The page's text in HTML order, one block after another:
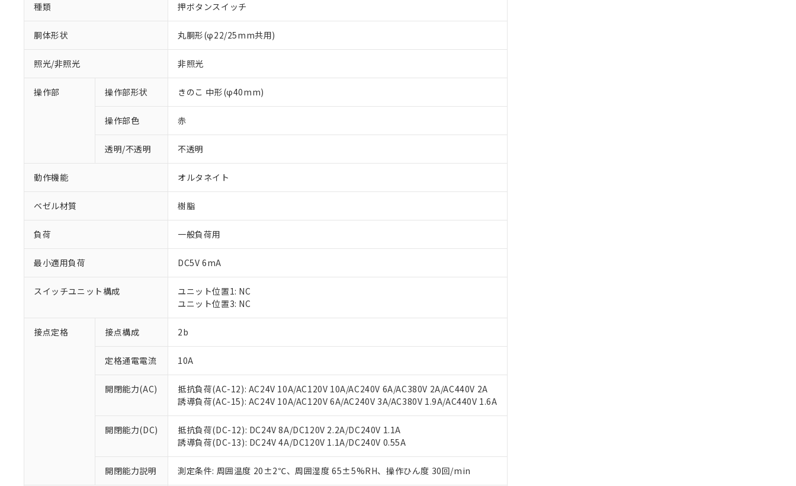
種類 押ボタンスイッチ
胴体形状 丸胴形(φ22/25mm共用)
照光/非照光 非照光
操作部 操作部形状 きのこ 中形(φ40mm)
操作部色 赤
透明/不透明 不透明
動作機能 オルタネイト
ベゼル材質 樹脂
負荷 一般負荷用
最小適用負荷 DC5V 6mA
スイッチユニット構成
ユニット位置1: NC
ユニット位置3: NC
接点定格 接点構成 2b
定格通電電流 10A
開閉能力(AC)
抵抗負荷(AC-12): AC24V 10A/AC120V 10A/AC240V 6A/AC380V 2A/AC440V 2A
誘導負荷(AC-15): AC24V 10A/AC120V 6A/AC240V 3A/AC380V 1.9A/AC440V 1.6A
開閉能力(DC)
抵抗負荷(DC-12): DC24V 8A/DC120V 2.2A/DC240V 1.1A
誘導負荷(DC-13): DC24V 4A/DC120V 1.1A/DC240V 0.55A
開閉能力説明 測定条件: 周囲温度 20±2℃、周囲湿度 65±5%RH、操作ひん度 30回/min
本サービスは、当社制御機器事業取扱商品の当社在庫状況および標準価格(税抜)を提供させていただ
くものです。
当社制御機器事業取扱商品の中には、本サービスの対象外となる商品もあることをご了承ください。
在庫状況および標準価格照会結果は、記載している更新日時点での社内データに基づき作成されるも
のであり、閲覧された時点での実際の在庫および標準価格とは異なる場合があることをご了承くださ
い。
正式な納期状況および標準価格はお客様のお取引先、またはお客様担当のオムロン制御機器販売店・
※1 対応状況
対応済み：EU RoHS指令（10物質）の非含有に対応した製品が提供可能な商品です。
対応予定：EU RoHS指令（10物質）の非含有に対応した製品に切り替える予定のある商品です。
対応予定なし：EU RoHS指令（10物質）の非含有に非対応の商品で、対応品を出す予定はありません。
仕入先様の事情により、非含有部品としていたものが、含有品と判明した場合などやむを得ず変更すること
があります。
*EU RoHS指令（10物質）：
鉛(Pb) 1000ppm以下、 水銀(Hg) 1000ppm以下、 カドミウム(Cd) 100ppm以下、
六価クロム(Cr(Ⅵ)) 1000ppm以下、ポリ臭化ビフェニル類(PBB) 1000ppm以下、ポリ臭化ジフェニルエーテル類(PBDE) 1000ppm以下、
フタル酸ビス(2-エチルヘキシル) (DEHP)(別名：DOP) 1000ppm以下、フタル酸ブチルベンジル（BBP） 1000ppm以下、フタル酸ジブチ
ル（DBP） 1000ppm以下、フタル酸ジイソブチル (DIBP) 1000ppm以下
但し、RoHS指令で産業用監視および制御機器に対する適用除外項目は除く。
フタル酸エステル類の４物質については閾値を超える意図的な使用がないことを確認しています。
※1 中国RoHS○×表
「○」：最大均質材料含有率が中国RoHSの基準値以下であることを示します。
「×」：最大均質材料含有率が中国RoHSの基準値を超えていることを示します。
「－」：未確認です。当社販売部門へお問い合わせください。
*中国RoHS10物質の基準値 (GB/T26572)：
Pb(鉛) :1000ppm、 Hg(水銀) : 1000ppm、 Cd(カドミウム) : 100ppm、
Cr(Ⅵ)(六価クロム) : 1000ppm、 PBBs(ポリ臭化ビフェニル類) : 1000ppm、 PBDEs(ポリ臭化ジフェニルエーテル類) : 1000ppm、
当社は、これら貴社製品のうち、外国為替および外国貿易法に定める商品（以下｢規制貨物等」とい
う）を輸出または国外への提供する場合は、日本国政府の輸出許可(または役務取引許可)を取得する
などの必要な手続きをとります。
当社は規制貨物を破棄する場合は、完全に破砕するなど、違法に輸出されないよう必要な手段を講じ
ます。
当社は貴社製品を、核兵器、ミサイル、化学兵器、生物兵器またはその他武器並びにこれらの製造装
置等に一切使用いたしません。
説明
一定数以上の在庫あり